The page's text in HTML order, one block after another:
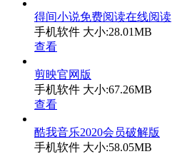
得间小说免费阅读在线阅读
手机软件 大小:28.01MB
查看
剪映官网版
手机软件 大小:67.26MB
查看
酷我音乐2020会员破解版
手机软件 大小:58.05MB